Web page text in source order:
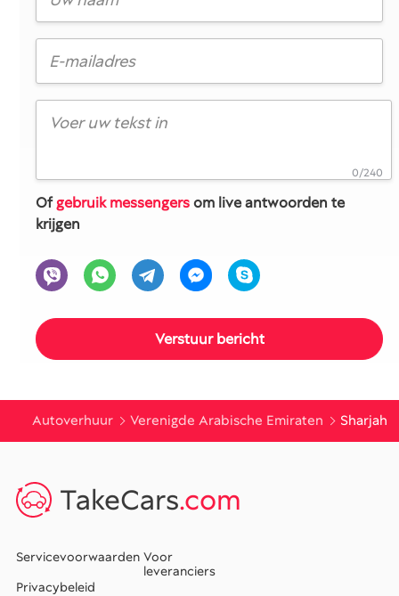
Ofgebruik messengersom live antwoorden te
krijgen
0/240
Autoverhuur Verenigde Arabische Emiraten Sharjah
TakeCars.com
Servicevoorwaarden
Privacybeleid
Voor
leveranciers